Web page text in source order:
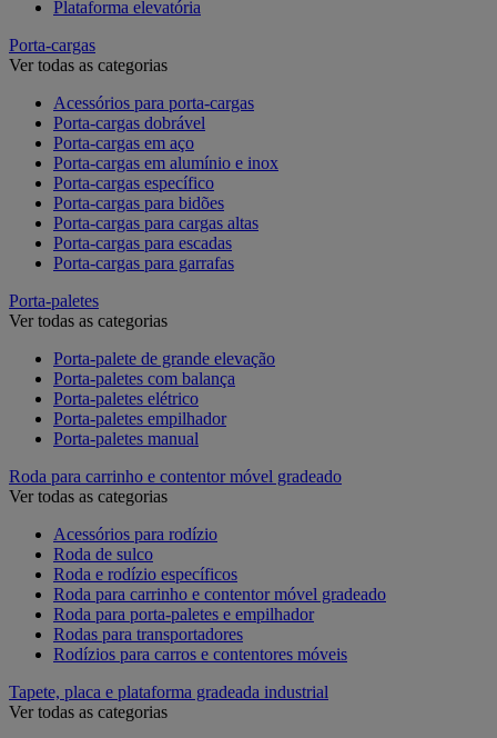
Plataforma elevatória
Porta-cargas
Ver todas as categorias
Acessórios para porta-cargas
Porta-cargas dobrável
Porta-cargas em aço
Porta-cargas em alumínio e inox
Porta-cargas específico
Porta-cargas para bidões
Porta-cargas para cargas altas
Porta-cargas para escadas
Porta-cargas para garrafas
Porta-paletes
Ver todas as categorias
Porta-palete de grande elevação
Porta-paletes com balança
Porta-paletes elétrico
Porta-paletes empilhador
Porta-paletes manual
Roda para carrinho e contentor móvel gradeado
Ver todas as categorias
Acessórios para rodízio
Roda de sulco
Roda e rodízio específicos
Roda para carrinho e contentor móvel gradeado
Roda para porta-paletes e empilhador
Rodas para transportadores
Rodízios para carros e contentores móveis
Tapete, placa e plataforma gradeada industrial
Ver todas as categorias